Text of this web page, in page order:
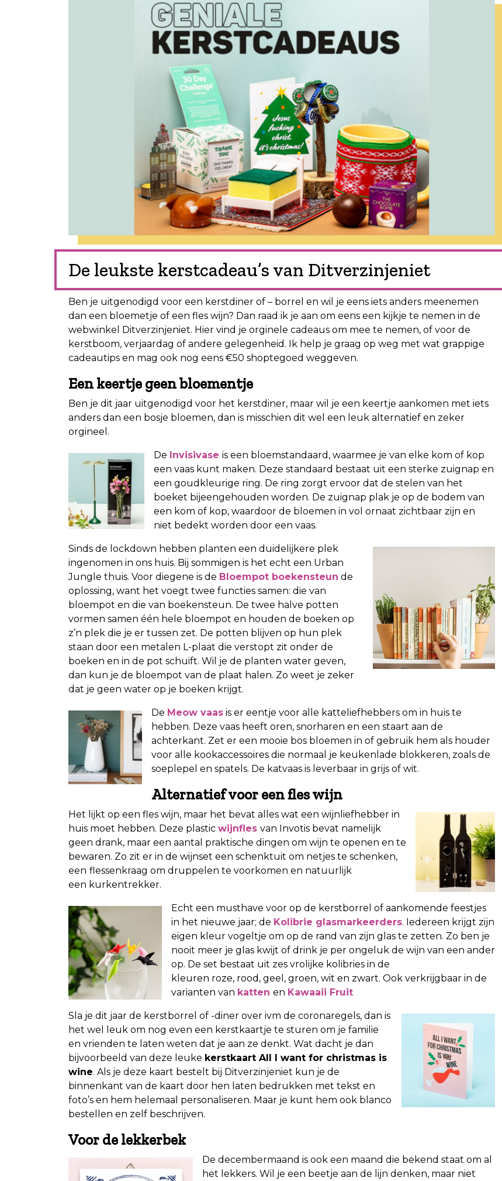
De leukste kerstcadeau’s van Ditverzinjeniet
Ben je uitgenodigd voor een kerstdiner of – borrel en wil je eens iets anders meenemen
dan een bloemetje of een fles wijn? Dan raad ik je aan om eens een kijkje te nemen in de
webwinkel Ditverzinjeniet. Hier vind je orginele cadeaus om mee te nemen, of voor de
kerstboom, verjaardag of andere gelegenheid. Ik help je graag op weg met wat grappige
cadeautips en mag ook nog eens €50 shoptegoed weggeven.
Een keertje geen bloementje
Ben je dit jaar uitgenodigd voor het kerstdiner, maar wil je een keertje aankomen met iets
anders dan een bosje bloemen, dan is misschien dit wel een leuk alternatief en zeker
orgineel.
De Invisivase is een bloemstandaard, waarmee je van elke kom of kop
een vaas kunt maken. Deze standaard bestaat uit een sterke zuignap en
een goudkleurige ring. De ring zorgt ervoor dat de stelen van het
boeket bijeengehouden worden. De zuignap plak je op de bodem van
een kom of kop, waardoor de bloemen in vol ornaat zichtbaar zijn en
niet bedekt worden door een vaas.
Sinds de lockdown hebben planten een duidelijkere plek
ingenomen in ons huis. Bij sommigen is het echt een Urban
Jungle thuis. Voor diegene is de Bloempot boekensteun de
oplossing, want het voegt twee functies samen: die van
bloempot en die van boekensteun. De twee halve potten
vormen samen één hele bloempot en houden de boeken op
z’n plek die je er tussen zet. De potten blijven op hun plek
staan door een metalen L-plaat die verstopt zit onder de
boeken en in de pot schuift. Wil je de planten water geven,
dan kun je de bloempot van de plaat halen. Zo weet je zeker
dat je geen water op je boeken krijgt.
De Meow vaas is er eentje voor alle katteliefhebbers om in huis te
hebben. Deze vaas heeft oren, snorharen en een staart aan de
achterkant. Zet er een mooie bos bloemen in of gebruik hem als houder
voor alle kookaccessoires die normaal je keukenlade blokkeren, zoals de
soeplepel en spatels. De katvaas is leverbaar in grijs of wit.
Alternatief voor een fles wijn
Het lijkt op een fles wijn, maar het bevat alles wat een wijnliefhebber in
huis moet hebben. Deze plastic wijnfles van Invotis bevat namelijk
geen drank, maar een aantal praktische dingen om wijn te openen en te
bewaren. Zo zit er in de wijnset een schenktuit om netjes te schenken,
een flessenkraag om druppelen te voorkomen en natuurlijk
een kurkentrekker.
Echt een musthave voor op de kerstborrel of aankomende feestjes
in het nieuwe jaar; de Kolibrie glasmarkeerders. Iedereen krijgt zijn
eigen kleur vogeltje om op de rand van zijn glas te zetten. Zo ben je
nooit meer je glas kwijt of drink je per ongeluk de wijn van een ander
op. De set bestaat uit zes vrolijke kolibries in de
kleuren roze, rood, geel, groen, wit en zwart. Ook verkrijgbaar in de
varianten van katten en Kawaaii Fruit
Sla je dit jaar de kerstborrel of -diner over ivm de coronaregels, dan is
het wel leuk om nog even een kerstkaartje te sturen om je familie
en vrienden te laten weten dat je aan ze denkt. Wat dacht je dan
bijvoorbeeld van deze leuke kerstkaart All I want for christmas is
wine. Als je deze kaart bestelt bij Ditverzinjeniet kun je de
binnenkant van de kaart door hen laten bedrukken met tekst en
foto’s en hem helemaal personaliseren. Maar je kunt hem ook blanco
bestellen en zelf beschrijven.
Voor de lekkerbek
De decembermaand is ook een maand die bekend staat om al
het lekkers. Wil je een beetje aan de lijn denken, maar niet